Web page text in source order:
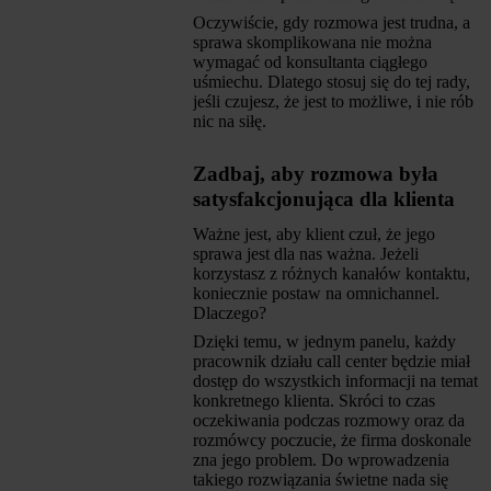
Oczywiście, gdy rozmowa jest trudna, a
sprawa skomplikowana nie można
wymagać od konsultanta ciągłego
uśmiechu. Dlatego stosuj się do tej rady,
jeśli czujesz, że jest to możliwe, i nie rób
nic na siłę.
Zadbaj, aby rozmowa była
satysfakcjonująca dla klienta
Ważne jest, aby klient czuł, że jego
sprawa jest dla nas ważna. Jeżeli
korzystasz z różnych kanałów kontaktu,
koniecznie postaw na omnichannel.
Dlaczego?
Dzięki temu, w jednym panelu, każdy
pracownik działu call center będzie miał
dostęp do wszystkich informacji na temat
konkretnego klienta. Skróci to czas
oczekiwania podczas rozmowy oraz da
rozmówcy poczucie, że firma doskonale
zna jego problem. Do wprowadzenia
takiego rozwiązania świetne nada się